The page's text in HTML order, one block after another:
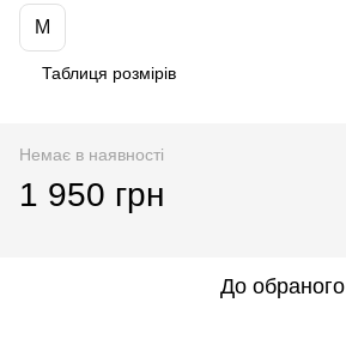
M
Таблиця розмірів
Немає в наявності
1 950 грн
До обраного